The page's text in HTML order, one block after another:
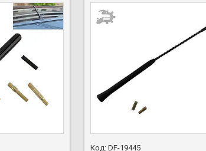
DF-19445